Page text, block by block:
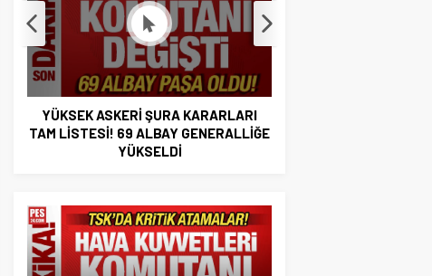
YÜKSEK ASKERİ ŞURA KARARLARI
RESMİ GAZETEDE YAYINLANDI